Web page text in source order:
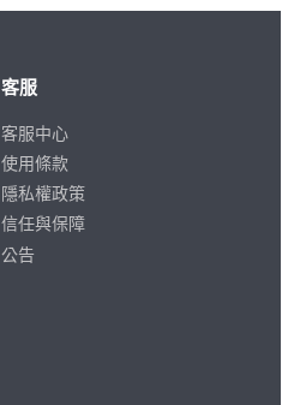
客服
客服中心
使用條款
隱私權政策
信任與保障
公告